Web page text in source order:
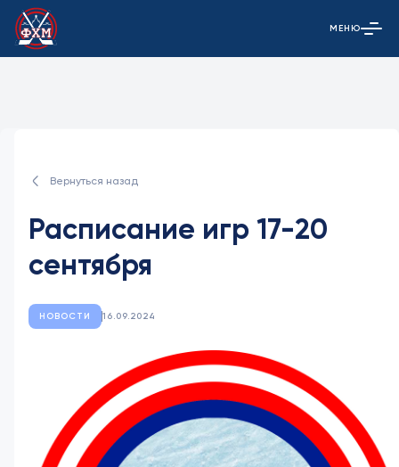
Открыть
МЕНЮ
Вернуться назад
Расписание игр 17-20
сентября
НОВОСТИ 16.09.2024